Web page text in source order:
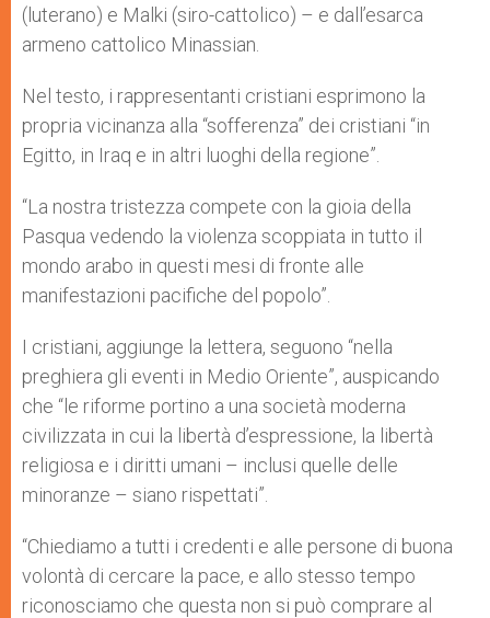
(luterano) e Malki (siro-cattolico) – e dall’esarca
armeno cattolico Minassian.
Nel testo, i rappresentanti cristiani esprimono la
propria vicinanza alla “sofferenza” dei cristiani “in
Egitto, in Iraq e in altri luoghi della regione”.
“La nostra tristezza compete con la gioia della
Pasqua vedendo la violenza scoppiata in tutto il
mondo arabo in questi mesi di fronte alle
manifestazioni pacifiche del popolo”.
I cristiani, aggiunge la lettera, seguono “nella
preghiera gli eventi in Medio Oriente”, auspicando
che “le riforme portino a una società moderna
civilizzata in cui la libertà d’espressione, la libertà
religiosa e i diritti umani – inclusi quelle delle
minoranze – siano rispettati”.
“Chiediamo a tutti i credenti e alle persone di buona
volontà di cercare la pace, e allo stesso tempo
riconosciamo che questa non si può comprare al